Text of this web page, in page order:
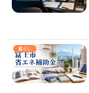
暮らし